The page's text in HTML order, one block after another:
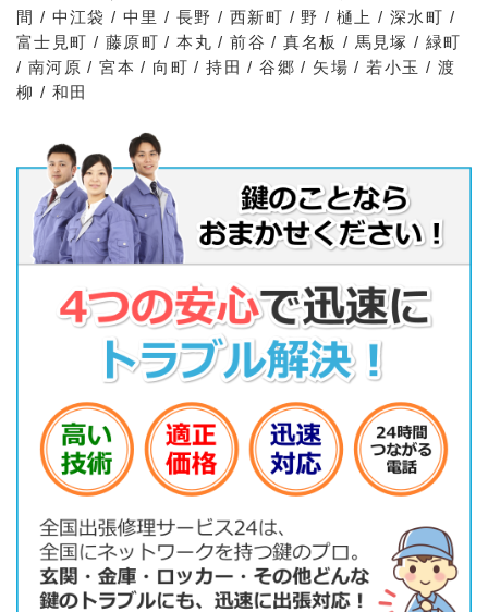
間 / 中江袋 / 中里 / 長野 / 西新町 / 野 / 樋上 / 深水町 /
富士見町 / 藤原町 / 本丸 / 前谷 / 真名板 / 馬見塚 / 緑町
/ 南河原 / 宮本 / 向町 / 持田 / 谷郷 / 矢場 / 若小玉 / 渡
柳 / 和田